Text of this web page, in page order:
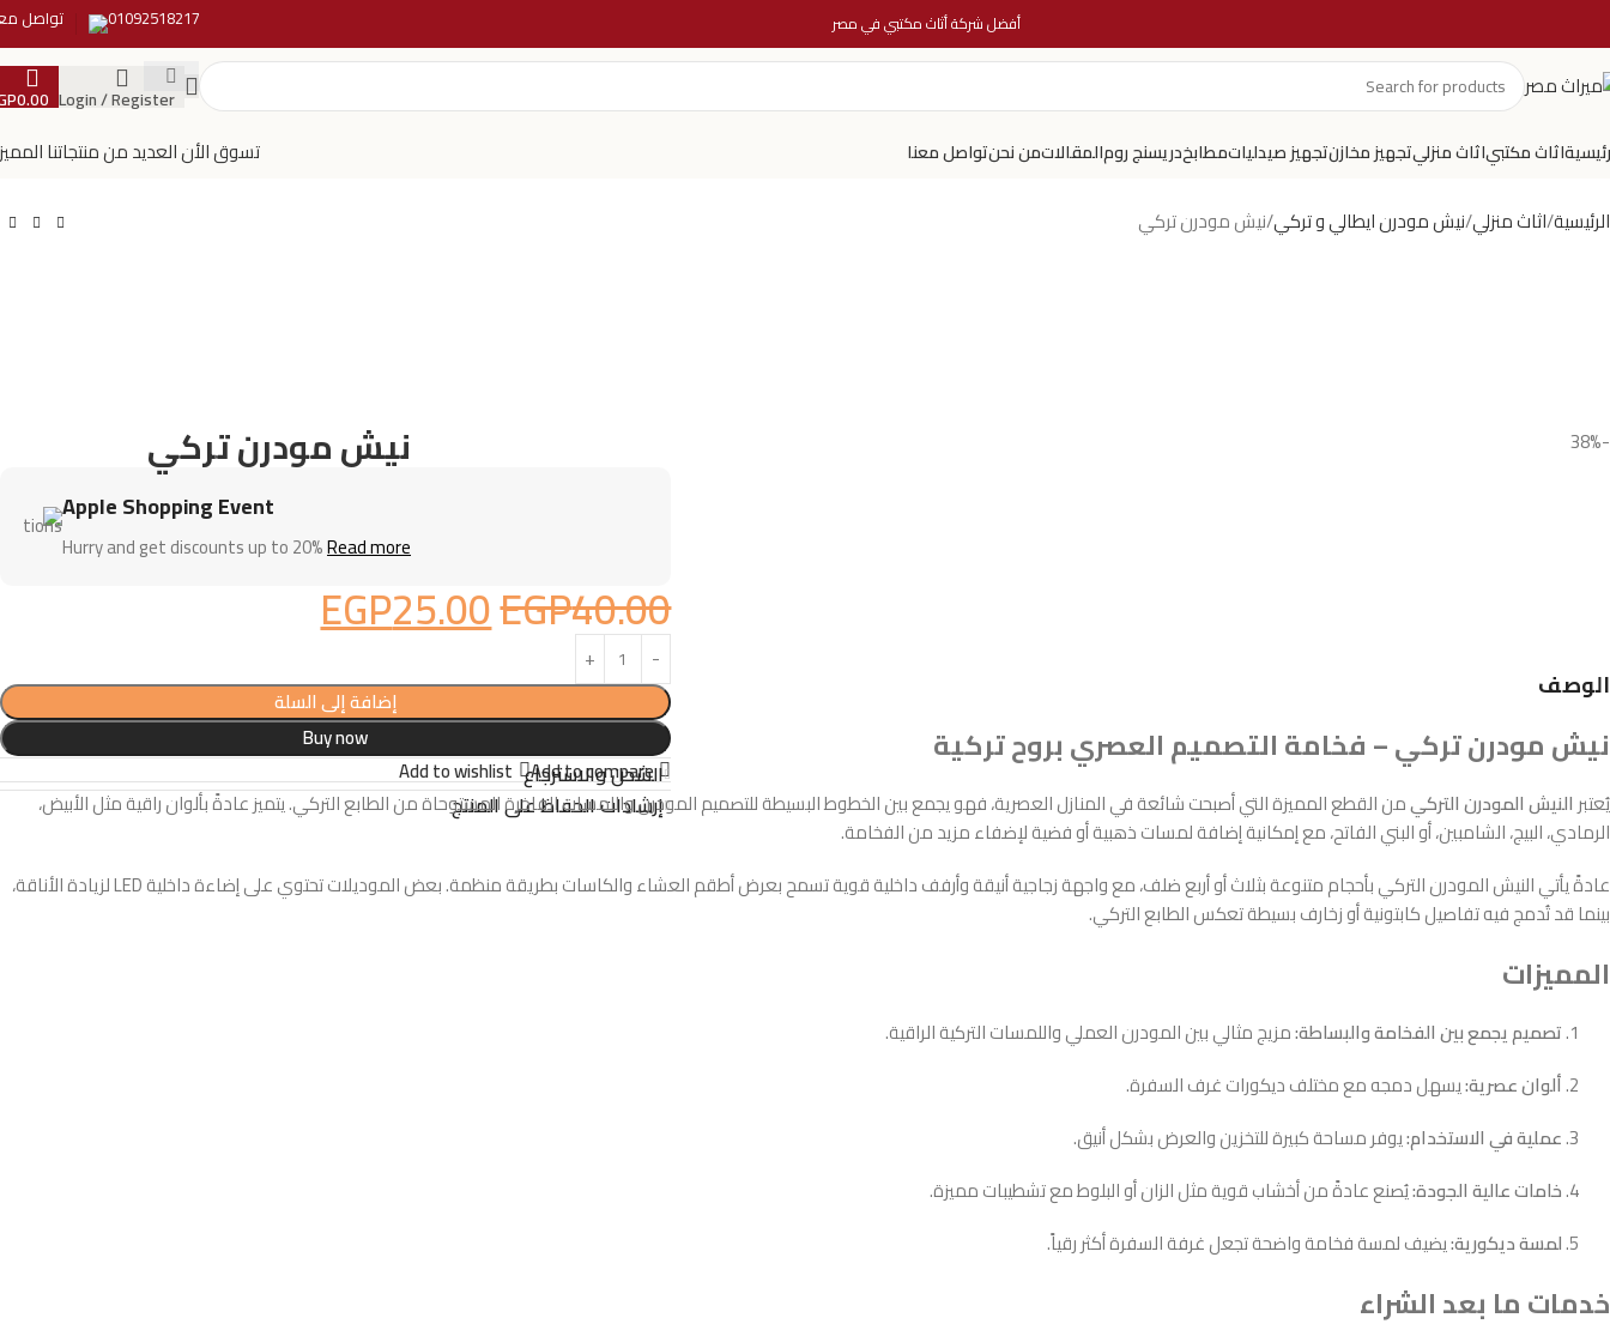
أفضل شركة أثاث مكتبي في مصر 01092518217 تواصل
Login / Register
0.00
اثاث مكتبياثاث منزليتجهيز مخازنتجهيز صيدلياتمطابخدريسنج رومالمقالاتمن نحنتواصل معنا تسوق الأن العديد من منتجاتنا
الرئيسية اثاث منزلي نيش مودرن ايطالي و تركي نيش مودرن تركي
-38% نيش مودرن تركي
Apple Shopping Event
Hurry and get discounts up to 20%Read more
EGP40.00
EGP25.00
إضافة إلى السلة
Buy now
Add to compare
Add to wishlist الشحن والاسترجاع
إرشادات الحفاظ على المنتج
الوصف
نيش مودرن تركي – فخامة التصميم العصري بروح تركية
يُعتبرالنيش المودرن التركيمن القطع المميزة التي أصبحت شائعة في المنازل العصرية، فهو يجمع بين الخطوط البسيطة للتصميم المودرن واللمسات الفاخرة المستوحاة من الطابع التركي. يتميز عادةً بألوان راقية مثل الأبيض،
الرمادي، البيج، الشامبين، أو البني الفاتح، مع إمكانية إضافة لمسات ذهبية أو فضية لإضفاء مزيد من الفخامة.
عادةً يأتي النيش المودرن التركي بأحجام متنوعة بثلاث أو أربع ضلف، مع واجهة زجاجية أنيقة وأرفف داخلية قوية تسمح بعرض أطقم العشاء والكاسات بطريقة منظمة. بعض الموديلات تحتوي على إضاءة داخلية LED لزيادة الأناقة،
بينما قد تُدمج فيه تفاصيل كابتونية أو زخارف بسيطة تعكس الطابع التركي.
المميزات
تصميم يجمع بين الفخامة والبساطة:مزيج مثالي بين المودرن العملي واللمسات التركية الراقية.
ألوان عصرية:يسهل دمجه مع مختلف ديكورات غرف السفرة.
عملية في الاستخدام:يوفر مساحة كبيرة للتخزين والعرض بشكل أنيق.
خامات عالية الجودة:يُصنع عادةً من أخشاب قوية مثل الزان أو البلوط مع تشطيبات مميزة.
لمسة ديكورية:يضيف لمسة فخامة واضحة تجعل غرفة السفرة أكثر رقياً.
خدمات ما بعد الشراء